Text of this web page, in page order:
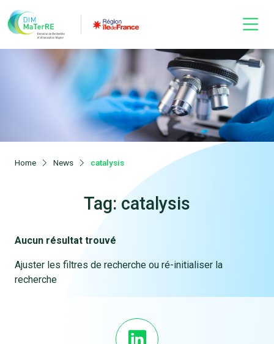
Home News catalysis
Tag: catalysis
Aucun résultat trouvé
Ajuster les filtres de recherche ou ré-initialiser la
recherche